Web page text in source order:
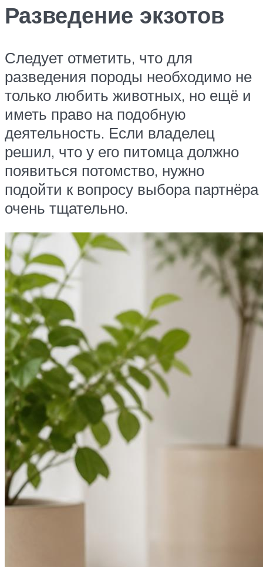
Разведение экзотов
Следует отметить, что для
разведения породы необходимо не
только любить животных, но ещё и
иметь право на подобную
деятельность. Если владелец
решил, что у его питомца должно
появиться потомство, нужно
подойти к вопросу выбора партнёра
очень тщательно.